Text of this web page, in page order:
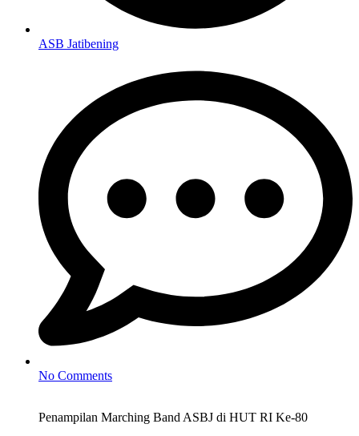
ASB Jatibening
No Comments
Penampilan Marching Band ASBJ di HUT RI Ke-80